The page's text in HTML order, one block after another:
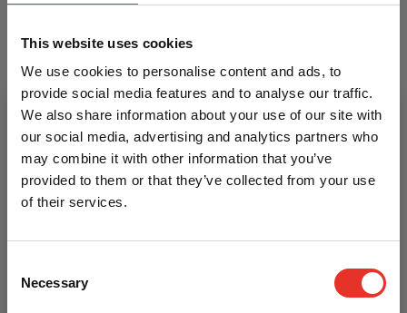
This website uses cookies
We use cookies to personalise content and ads, to
provide social media features and to analyse our traffic.
We also share information about your use of our site with
our social media, advertising and analytics partners who
may combine it with other information that you’ve
provided to them or that they’ve collected from your use
of their services.
Selection
Necessary
geschikt voor 2 Sai's
wordt geleverd zonder Sai
Kenmerken
Itemcode
P-3.006.015
Heb je een vraag over dit product?